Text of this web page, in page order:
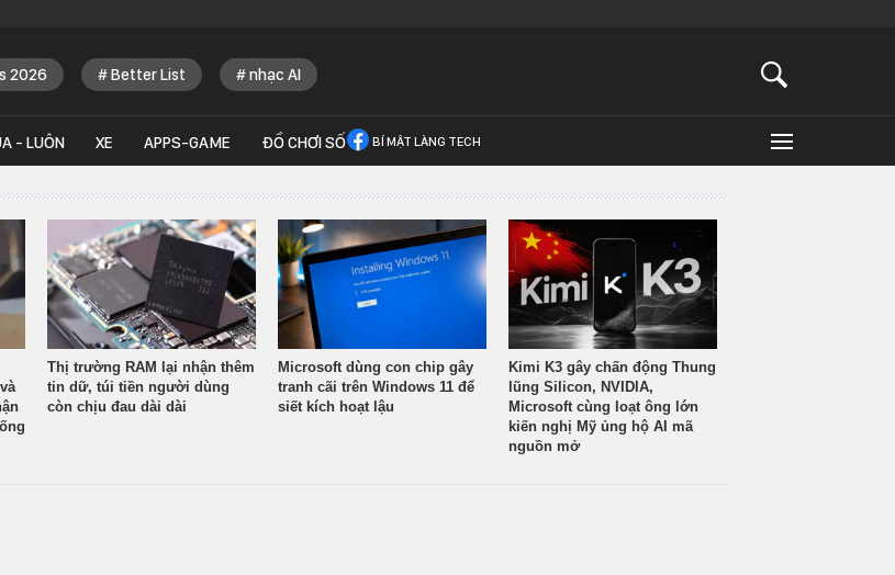
2026 Better List nhạc AI
- LUÔN XE APPS-GAME ĐỒ CHƠI SỐ BÍ MẬT LÀNG TECH
Thị trường RAM lại nhận thêm
tin dữ, túi tiền người dùng
còn chịu đau dài dài
Microsoft dùng con chip gây
tranh cãi trên Windows 11 để
siết kích hoạt lậu
Kimi K3 gây chấn động Thung
lũng Silicon, NVIDIA,
Microsoft cùng loạt ông lớn
kiến nghị Mỹ ủng hộ AI mã
nguồn mở